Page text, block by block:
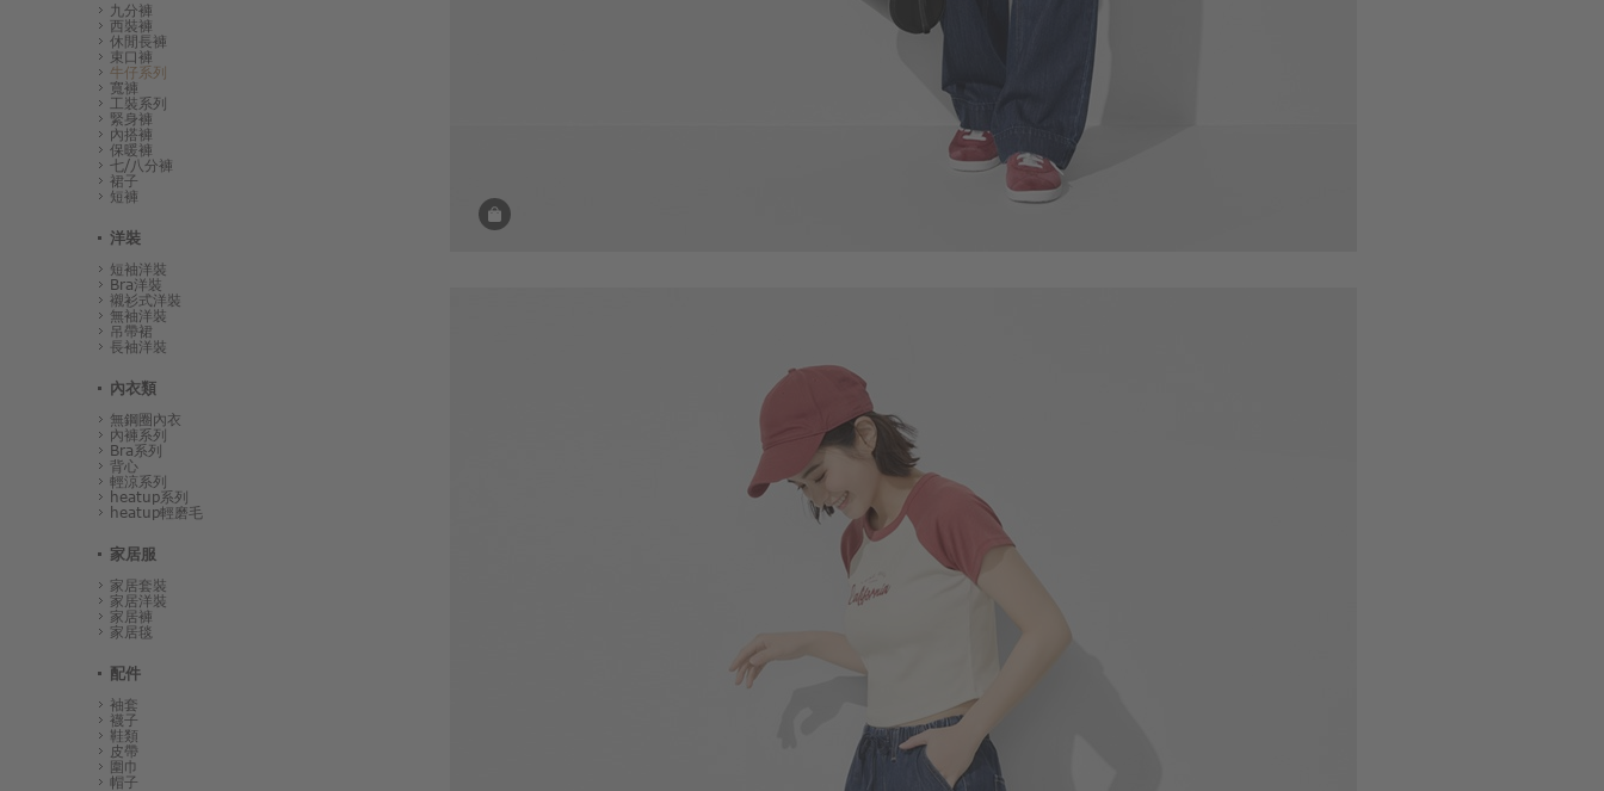
九分褲
西裝褲
休閒長褲
束口褲
牛仔系列
寬褲
工裝系列
緊身褲
內搭褲
保暖褲
七/八分褲
裙子
短褲
洋裝
短袖洋裝
Bra洋裝
襯衫式洋裝
無袖洋裝
吊帶裙
長袖洋裝
內衣類
無鋼圈內衣
內褲系列
Bra系列
背心
輕涼系列
heatup系列
heatup輕磨毛
家居服
家居套裝
家居洋裝
家居褲
家居毯
配件
袖套
襪子
鞋類
皮帶
圍巾
帽子
290 $ 299